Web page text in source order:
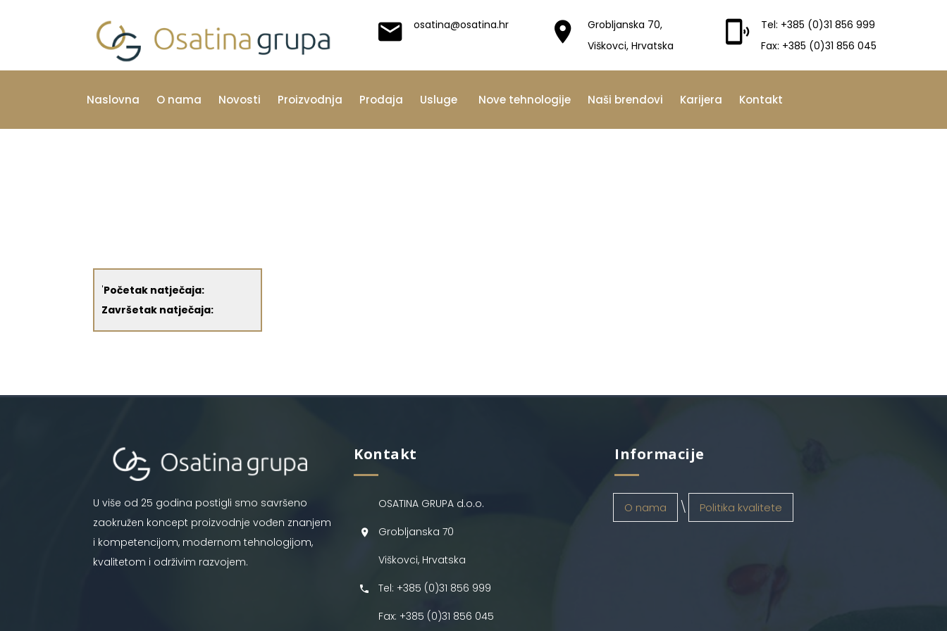
osatina@osatina.hr
Grobljanska 70,
Viškovci, Hrvatska
Tel: +385 (0)31 856 999
Fax: +385 (0)31 856 045
Naslovna O nama Novosti Proizvodnja Prodaja Usluge Nove tehnologije Naši brendovi Karijera Kontakt
'Početak natječaja:
Završetak natječaja:
U više od 25 godina postigli smo savršeno
zaokružen koncept proizvodnje vođen znanjem
i kompetencijom, modernom tehnologijom,
kvalitetom i održivim razvojem.
Kontakt
OSATINA GRUPA d.o.o.
Grobljanska 70
Viškovci, Hrvatska
Tel: +385 (0)31 856 999
Fax: +385 (0)31 856 045
Informacije
O nama Politika kvalitete